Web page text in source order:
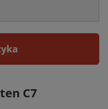
C7